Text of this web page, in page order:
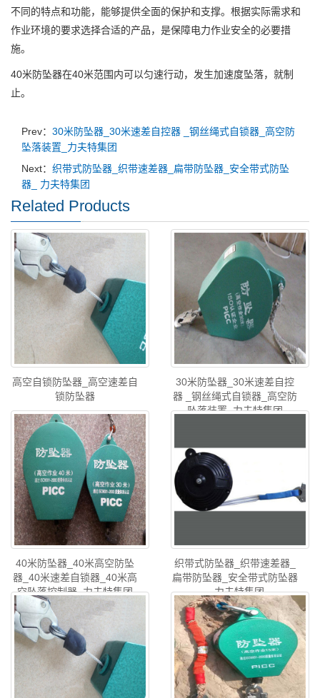
不同的特点和功能，能够提供全面的保护和支撑。根据实际需求和
作业环境的要求选择合适的产品，是保障电力作业安全的必要措
施。
40米防坠器在40米范围内可以匀速行动，发生加速度坠落，就制
止。
Prev： 30米防坠器_30米速差自控器 _钢丝绳式自锁器_高空防
坠落装置_力夫特集团
Next： 织带式防坠器_织带速差器_扁带防坠器_安全带式防坠
器_ 力夫特集团
Related Products
高空自锁防坠器_高空速差自
锁防坠器
30米防坠器_30米速差自控
器 _钢丝绳式自锁器_高空防
坠落装置_力夫特集团
40米防坠器_40米高空防坠
器_40米速差自锁器_40米高
空坠落控制器_力夫特集团
织带式防坠器_织带速差器_
扁带防坠器_安全带式防坠器
_ 力夫特集团